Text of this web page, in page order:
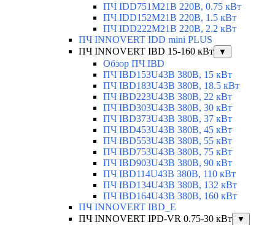
ПЧ IDD751M21B 220В, 0.75 кВт
ПЧ IDD152M21B 220В, 1.5 кВт
ПЧ IDD222M21B 220В, 2.2 кВт
ПЧ INNOVERT IDD mini PLUS
ПЧ INNOVERT IBD 15-160 кВт
▼
Обзор ПЧ IBD
ПЧ IBD153U43B 380В, 15 кВт
ПЧ IBD183U43B 380В, 18.5 кВт
ПЧ IBD223U43B 380В, 22 кВт
ПЧ IBD303U43B 380В, 30 кВт
ПЧ IBD373U43B 380В, 37 кВт
ПЧ IBD453U43B 380В, 45 кВт
ПЧ IBD553U43B 380В, 55 кВт
ПЧ IBD753U43B 380В, 75 кВт
ПЧ IBD903U43B 380В, 90 кВт
ПЧ IBD114U43B 380В, 110 кВт
ПЧ IBD134U43B 380В, 132 кВт
ПЧ IBD164U43B 380В, 160 кВт
ПЧ INNOVERT IBD_E
ПЧ INNOVERT IPD-VR 0.75-30 кВт
▼